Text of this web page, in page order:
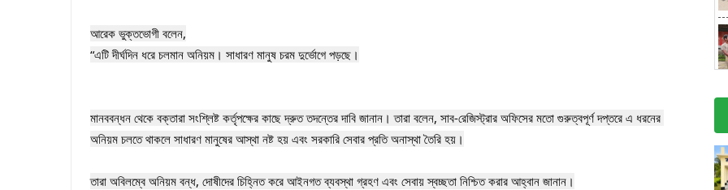
‎আরেক ভুক্তভোগী বলেন,
‎“এটি দীর্ঘদিন ধরে চলমান অনিয়ম। সাধারণ মানুষ চরম দুর্ভোগে পড়ছে।
‎মানববন্ধন থেকে বক্তারা সংশ্লিষ্ট কর্তৃপক্ষের কাছে দ্রুত তদন্তের দাবি জানান। তারা বলেন, সাব-রেজিস্ট্রার অফিসের মতো গুরুত্বপূর্ণ দপ্তরে এ ধরনের
অনিয়ম চলতে থাকলে সাধারণ মানুষের আস্থা নষ্ট হয় এবং সরকারি সেবার প্রতি অনাস্থা তৈরি হয়।
‎তারা অবিলম্বে অনিয়ম বন্ধ, দোষীদের চিহ্নিত করে আইনগত ব্যবস্থা গ্রহণ এবং সেবায় স্বচ্ছতা নিশ্চিত করার আহ্বান জানান।